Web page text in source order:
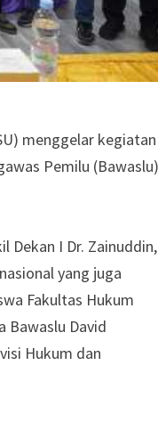
menggelar kegiatan
Pemilu (Bawaslu)
Dekan I Dr. Zainuddin,
yang juga
Fakultas Hukum
Bawaslu David
Hukum dan